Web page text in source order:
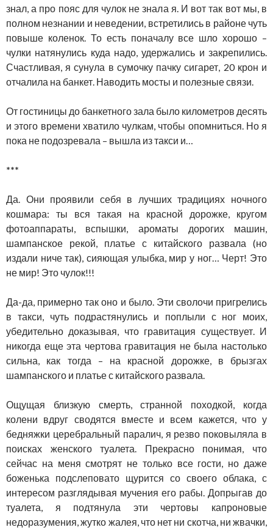
знал, а про пояс для чулок не знала я. И вот так вот мы, в
полном незнании и неведении, встретились в районе чуть
повыше коленок. То есть поначалу все шло хорошо –
чулки натянулись куда надо, удержались и закрепились.
Счастливая, я сунула в сумочку пачку сигарет, 20 крон и
отчалила на банкет. Наводить мосты и полезные связи.
От гостиницы до банкетного зала было километров десять
и этого времени хватило чулкам, чтобы опомниться. Но я
пока не подозревала – вышла из такси и…
***
Да. Они проявили себя в лучших традициях ночного
кошмара: ты вся такая на красной дорожке, кругом
фотоаппараты, вспышки, ароматы дорогих машин,
шампанское рекой, платье с китайского развала (но
издали ниче так), сияющая улыбка, мир у ног… Черт! Это
не мир! Это чулок!!!
Да-да, примерно так оно и было. Эти сволочи пригрелись
в такси, чуть подрастянулись и поплыли с ног моих,
убедительно доказывая, что гравитация существует. И
никогда еще эта чертова гравитация не была настолько
сильна, как тогда – на красной дорожке, в брызгах
шампанского и платье с китайского развала.
Ощущая близкую смерть, странной походкой, когда
колени вдруг сводятся вместе и всем кажется, что у
бедняжки церебральный паралич, я резво поковыляла в
поисках женского туалета. Прекрасно понимая, что
сейчас на меня смотрят не только все гости, но даже
боженька подслеповато щурится со своего облака, с
интересом разглядывая мучения его рабы. Допрыгав до
туалета, я подтянула эти чертовы капроновые
недоразумения, жутко жалея, что нет ни скотча, ни жвачки,